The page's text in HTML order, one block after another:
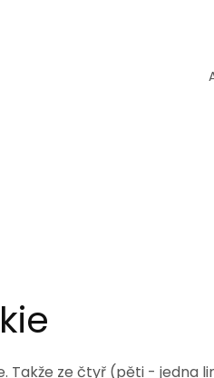
Takže ze čtyř (pěti - jedna